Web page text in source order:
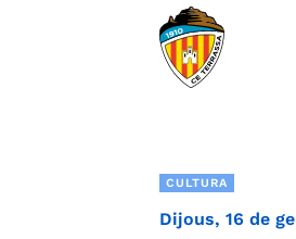
CULTURA
Dijous, 16 de